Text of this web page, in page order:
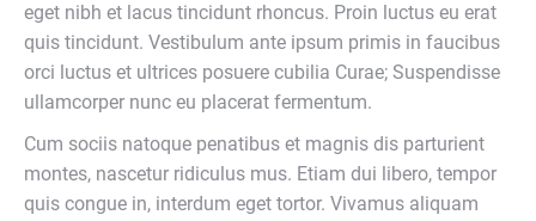
eget nibh et lacus tincidunt rhoncus. Proin luctus eu erat
quis tincidunt. Vestibulum ante ipsum primis in faucibus
orci luctus et ultrices posuere cubilia Curae; Suspendisse
ullamcorper nunc eu placerat fermentum.
Cum sociis natoque penatibus et magnis dis parturient
montes, nascetur ridiculus mus. Etiam dui libero, tempor
quis congue in, interdum eget tortor. Vivamus aliquam